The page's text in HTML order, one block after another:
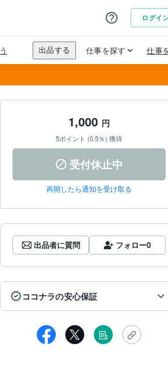
1,000 円
5ポイント (0.5％) 獲得
受付休止中
再開したら通知を受け取る
出品者に質問 フォロー0
ココナラの安心保証